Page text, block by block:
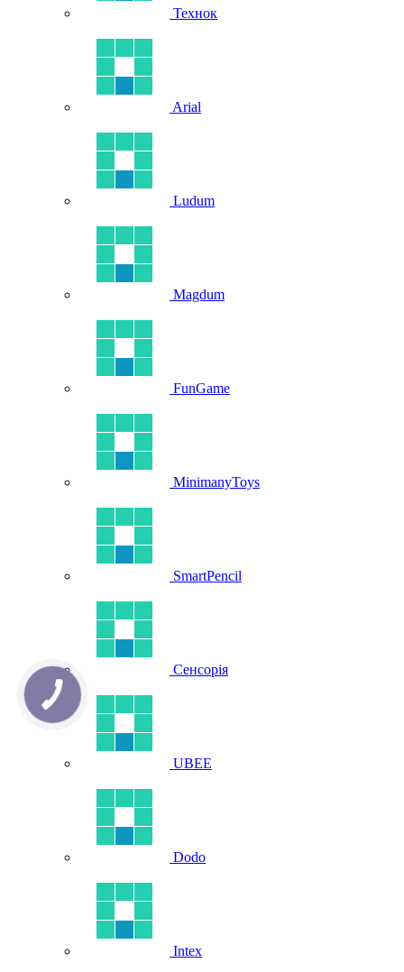
Технок
Arial
Ludum
Magdum
FunGame
MinimanyToys
SmartPencil
Сенсорія
UBEE
Dodo
Intex